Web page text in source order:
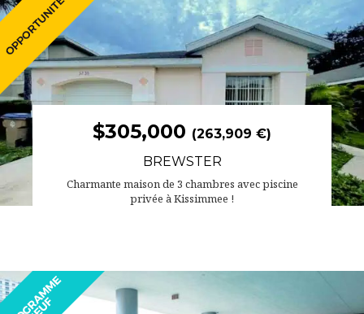
$305,000 (263,909 €)
BREWSTER
Charmante maison de 3 chambres avec piscine
privée à Kissimmee !